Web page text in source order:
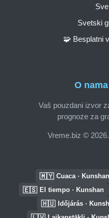
O
Vaš pouzdani izvor
prognoze za
Vreme.biz ©
Svetski
🧩 Besplatni
🇲🇾 Cuaca · Kunshan
🇪🇸 El tiempo · Kunshan
🇭🇺 Időjárás ·